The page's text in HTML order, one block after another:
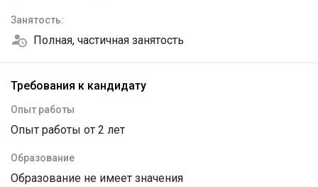
Занятость:
Полная, частичная занятость
Требования к кандидату
Опыт работы
Опыт работы от 2 лет
Образование
Образование не имеет значения